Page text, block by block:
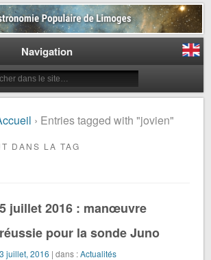
Populaire
de Limoges
Navigation
› Entries tagged with "jovien"
DANS LA TAG
5 juillet 2016 : manœuvre
réussie pour la sonde Juno
3 juillet, 2016 | dans :Actualités